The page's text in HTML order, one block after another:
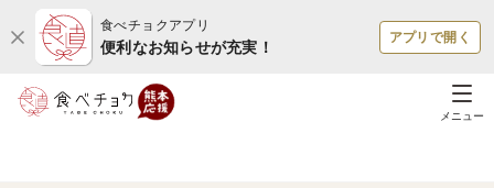
食べチョクアプリ
便利なお知らせが充実！
アプリで開く
メニュー